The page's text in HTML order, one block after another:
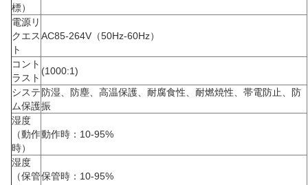
標）
電源リ
クエス
ト
AC85-264V（50Hz-60Hz）
コント
ラスト
(1000:1)
システ
ム保護
防湿、防塵、高温保護、耐腐食性、耐燃焼性、帯電防止、防
振
湿度
（動作
時）
動作時：10-95%
湿度
（保管保管時：10-95%